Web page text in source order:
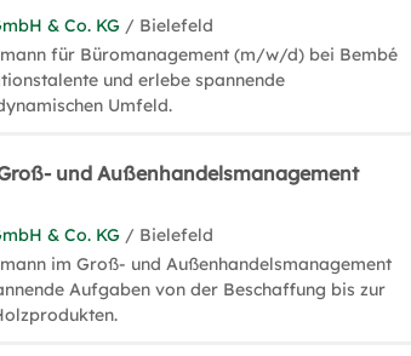
& Co. KG / Bielefeld
für Büromanagement (m/w/d) bei Bembé
und erlebe spannende
Umfeld.
und Außenhandelsmanagement
& Co. KG / Bielefeld
im Groß- und Außenhandelsmanagement
Aufgaben von der Beschaffung bis zur